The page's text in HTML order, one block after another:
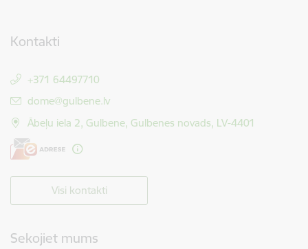
Kontakti
+371 64497710
E-pasts:
dome@gulbene.lv
Ābeļu iela 2, Gulbene, Gulbenes novads, LV-4401
Visi kontakti
Sekojiet mums